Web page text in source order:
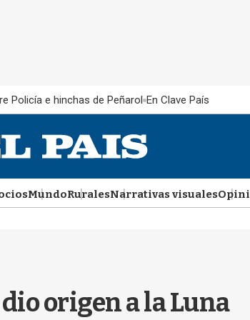
Policía e hinchas de Peñarol En Clave País
MundoRuralesNarrativas visuales
origen a la Luna